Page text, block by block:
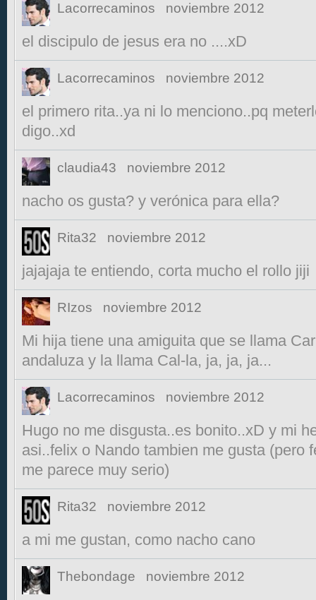
Lacorrecaminos noviembre 2012
el discipulo de jesus era no ....xD
Lacorrecaminos noviembre 2012
el primero rita..ya ni lo menciono..pq
digo..xd
claudia43 noviembre 2012
nacho os gusta? y verónica para ella?
Rita32 noviembre 2012
jajajaja te entiendo, corta mucho el rollo jiji
RIzos noviembre 2012
Mi hija tiene una amiguita que se llama
andaluza y la llama Cal-la, ja, ja, ja...
Lacorrecaminos noviembre 2012
Hugo no me disgusta..es bonito..xD y mi
asi..felix o Nando tambien me gusta (pero
me parece muy serio)
Rita32 noviembre 2012
a mi me gustan, como nacho cano
Thebondage noviembre 2012